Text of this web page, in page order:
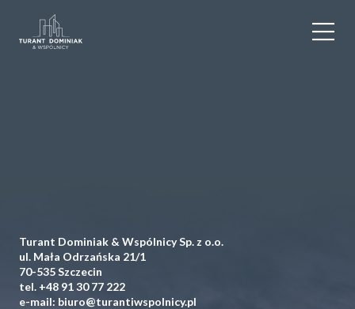
USŁUGI DODATKOWE
O NAS
Turant Dominiak & Wspólnicy Sp. z o.o.
ul. Mała Odrzańska 21/1
70-535 Szczecin
tel. +48 91 30 77 222
e-mail: biuro@turantiwspolnicy.pl